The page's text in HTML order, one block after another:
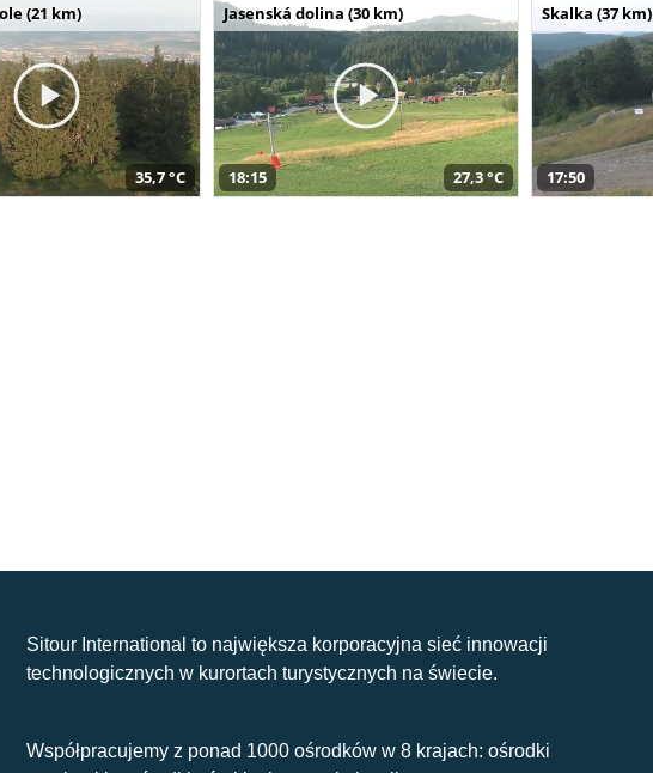
(21 km)
35,7 °C
Jasenská dolina (30 km)
18:15 27,3 °C
Skalka (37 km)
17:50
Sitour International to największa korporacyjna sieć innowacji
technologicznych w kurortach turystycznych na świecie.
Współpracujemy z ponad 1000 ośrodków w 8 krajach: ośrodki